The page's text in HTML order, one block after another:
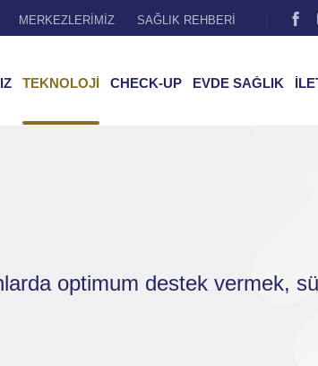
MERKEZLERİMİZ SAĞLIK REHBERİ
TEKNOLOJİ CHECK-UP EVDE SAĞLIK
optimum destek vermek,